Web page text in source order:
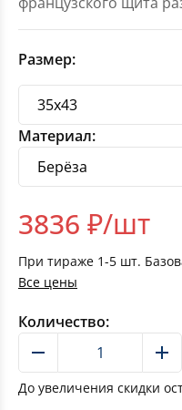
Размер:
Материал:
3836 ₽/шт
При тираже 1-5 шт.
Все цены
Количество:
До увеличения скидки